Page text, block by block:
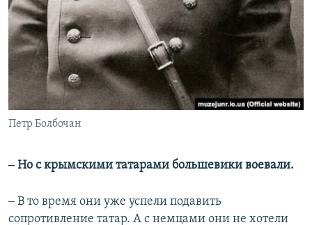
Петр Болбочан
‒ Но с крымскими татарами большевики воевали.
‒ В то время они уже успели подавить
сопротивление татар. А с немцами они не хотели